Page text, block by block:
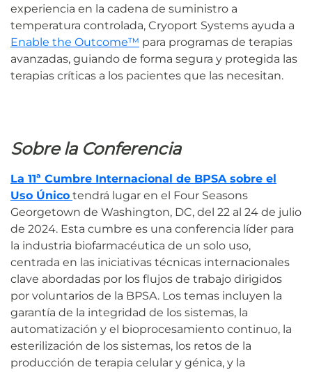
experiencia en la cadena de suministro a
temperatura controlada, Cryoport Systems ayuda a
Enable the Outcome™ para programas de terapias
avanzadas, guiando de forma segura y protegida las
terapias críticas a los pacientes que las necesitan.
Sobre la Conferencia
La 11ª Cumbre Internacional de BPSA sobre el
Uso Único tendrá lugar en el Four Seasons
Georgetown de Washington, DC, del 22 al 24 de julio
de 2024. Esta cumbre es una conferencia líder para
la industria biofarmacéutica de un solo uso,
centrada en las iniciativas técnicas internacionales
clave abordadas por los flujos de trabajo dirigidos
por voluntarios de la BPSA. Los temas incluyen la
garantía de la integridad de los sistemas, la
automatización y el bioprocesamiento continuo, la
esterilización de los sistemas, los retos de la
producción de terapia celular y génica, y la